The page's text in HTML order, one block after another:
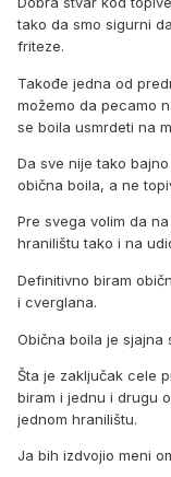
tako da smo sigurni
friteze.
Takođe jedna od
možemo da pecamo
se boila usmrdeti na
Da sve nije tako
obična boila, a ne
Pre svega volim da
hranilištu tako i na
Definitivno biram
i cverglana.
Obična boila je sjajna
Šta je zaključak cele
biram i jednu i drugu
jednom hranilištu.
Ja bih izdvojio meni